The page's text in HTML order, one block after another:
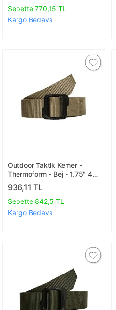
Sepette 770,15 TL
Kargo Bedava
Outdoor Taktik Kemer -
Thermoform - Bej - 1.75" 44
Mm 120 Cm
936,11 TL
Sepette 842,5 TL
Kargo Bedava